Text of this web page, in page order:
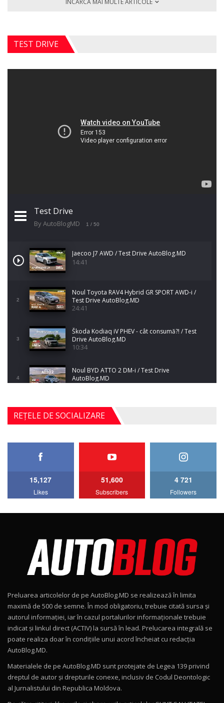
TEST DRIVE
Test Drive
By AutoBlogMD 1 / 50
Jaecoo J7 AWD / Test Drive AutoBlog.MD
14:41
2
Noul Toyota RAV4 Hybrid GR SPORT AWD-i /
Test Drive AutoBlog.MD
24:41
3
Škoda Kodiaq iV PHEV - cât consumă?! / Test
Drive AutoBlog.MD
10:34
4
Noul BYD ATTO 2 DM-i / Test Drive
AutoBlog.MD
17:35
5
Noul Mercedes-Benz S-Class facelift (S 580
4MATIC V223) / Test Drive AutoBlog.MD
27:33
AutoBlog.MD
15:08
Noul Geely EX2 / Test Drive AutoBlog.MD
15:22
Mercedes-AMG E 53 HYBRID 4MATIC+ / Test
Drive AutoBlog.MD
16:27
11
Noul Volvo ES90 / Test Drive AutoBlog.MD
12
Noul MG HS / Test Drive AutoBlog.MD
16:48
REȚELE DE SOCIALIZARE
15,127
Likes
51,600
Subscribers
4 721
Followers
Preluarea articolelor de pe AutoBlog.MD se realizează în limita
maximă de 500 de semne. În mod obligatoriu, trebuie citată sursa și
autorul informației, iar în cazul portalurilor informaționale trebuie
indicat și linkul direct (ACTIV) la sursă în lead. Prelucarea integrală se
poate realiza doar în condițiile unui acord încheiat cu redacţia
AutoBlog.MD.
Materialele de pe AutoBlog.MD sunt protejate de Legea 139 privind
dreptul de autor și drepturile conexe, inclusiv de Codul Deontologic
al Jurnalistului din Republica Moldova.